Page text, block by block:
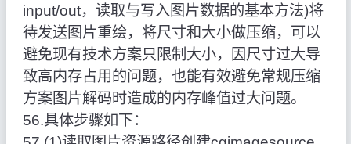
input/out，读取与写入图片数据的基本方法)将
待发送图片重绘，将尺寸和大小做压缩，可以
避免现有技术方案只限制大小，因尺寸过大导
致高内存占用的问题，也能有效避免常规压缩
方案图片解码时造成的内存峰值过大问题。
56.具体步骤如下：